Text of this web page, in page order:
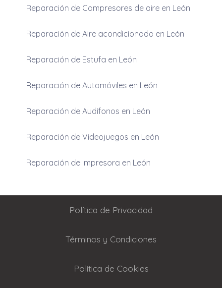
Reparación de Compresores de aire en León
Reparación de Aire acondicionado en León
Reparación de Estufa en León
Reparación de Automóviles en León
Reparación de Audífonos en León
Reparación de Videojuegos en León
Reparación de Impresora en León
Política de Privacidad
Términos y Condiciones
Política de Cookies